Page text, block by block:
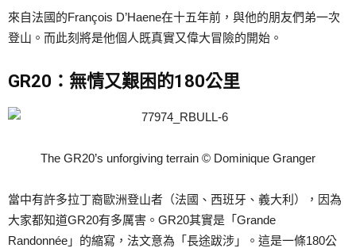
來自法國的François D’Haene在十五年前，與他的朋友們弟一次
登山。而此刻將是他個人既真實又偉大冒險的開始。
GR20：無情又艱困的180公里
The GR20’s unforgiving terrain © Dominique Granger
當中有許多拉丁裔歐洲登山者（法國、西班牙、義大利），因為
大家都知道GR20有多厲害。GR20其實是「Grande
Randonnée」的縮寫，法文意為「長途跋涉」。這是一條180公